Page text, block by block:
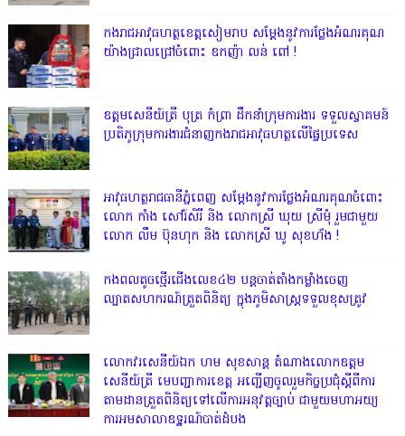
កងរាជអាវុធហត្ថខេត្តសៀមរាប សម្តែងនូវការថ្លែងអំណរគុណ
យ៉ាងជ្រាលជ្រៅចំពោះ ឧកញ៉ា លន់ ពៅ !
ឧត្តមសេនីយ៍ត្រី បុត្រ កំព្រា ដឹកនាំក្រុមការងារ ទទួលស្វាគមន៍
ប្រតិភូក្រុមការងារជំនាញកងរាជអាវុធហត្ថលើផ្ទៃប្រទេស
អាវុធហត្ថរាជធានីភ្នំពេញ សម្តែងនូវការថ្លែងអំណរគុណចំពោះ
លោក កាំង សៅរ៍សិរី និង លោកស្រី ឃុយ ស្រីមុំ រួមជាមួយ
លោក លឹម ប៊ុនហុក និង លោកស្រី ឃូ សុខហ័ង !
កងពលតូចថ្មើរជើងលេខ៤២ បន្តចាត់តាំងកម្លាំងចេញ
ល្បាតសហករណ៍ត្រួតពិនិត្យ ក្នុងភូមិសាស្រ្តទទួលខុសត្រូវ
លោក​វរសេនីយ៍ឯក​ ហម​ សុខសាន្ត តំណាង​លោកឧត្តម
សេនីយ៍ត្រី មេបញ្ជាការ​ខេត្ត អញ្ជេីញចូលរួមកិច្ចប្រជុំស្ដីពីការ
តាមដានត្រួតពិនិត្យទៅលេីការអនុវត្តច្បាប់​ ជាមួយមហាអយ្យ
ការអមសាលាឧទ្ឋរណ៍បាត់ដំបង